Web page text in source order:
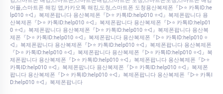
어플,스마트폰 해킹 앱,카카오톡 해킹,도청,스마트폰 도청용산복제폰『▷⭐ 카톡ID:he
lp010 ⭐◁』복제폰팝니다 용산복제폰『▷⭐ 카톡ID:help010 ⭐◁』복제폰팝니다 용
산복제폰『▷⭐ 카톡ID:help010 ⭐◁』복제폰팝니다 용산복제폰『▷⭐ 카톡ID:help01
0 ⭐◁』복제폰팝니다 용산복제폰『▷⭐ 카톡ID:help010 ⭐◁』복제폰팝니다 용산복
제폰『▷⭐ 카톡ID:help010 ⭐◁』복제폰팝니다 용산복제폰『▷⭐ 카톡ID:help010 ⭐
◁』복제폰팝니다 용산복제폰『▷⭐ 카톡ID:help010 ⭐◁』복제폰팝니다 용산복제폰
『▷⭐ 카톡ID:help010 ⭐◁』복제폰팝니다 용산복제폰『▷⭐ 카톡ID:help010 ⭐◁』복
제폰팝니다 용산복제폰『▷⭐ 카톡ID:help010 ⭐◁』복제폰팝니다 용산복제폰『▷⭐
카톡ID:help010 ⭐◁』복제폰팝니다 용산복제폰『▷⭐ 카톡ID:help010 ⭐◁』복제폰
팝니다 용산복제폰『▷⭐ 카톡ID:help010 ⭐◁』복제폰팝니다 용산복제폰『▷⭐ 카톡I
D:help010 ⭐◁』복제폰팝니다